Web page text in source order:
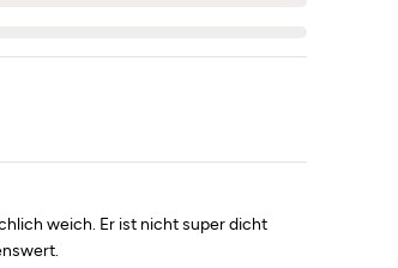
weich. Er ist nicht super dicht